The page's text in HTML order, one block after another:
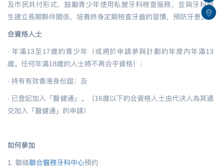
及市民共付形式，鼓勵青少年使用私營牙科檢查服務，並與牙科醫
生建立長期夥伴關係，培養終身定期檢查牙齒的習慣，預防牙患。
合資格人士
‧ 年滿13至17歲的青少年（或將於申請參與計劃的年度內年滿13
歲。任何年滿18歲的人士將不再合乎資格）；
‧ 持有有效香港身份證；及
‧ 已登記加入「醫健通」。（16歲以下的合資格人士由代決人為其遞
交加入「醫健通」的申請）
如何參加
1. 聯絡聯合醫務牙科中心預約